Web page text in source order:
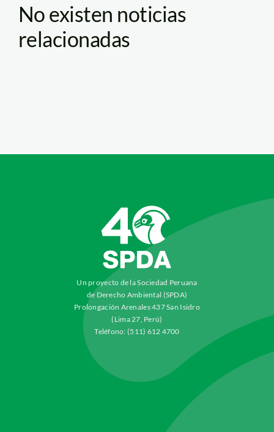
No existen noticias
relacionadas
Un proyecto de la Sociedad Peruana
de Derecho Ambiental (SPDA)
Prolongación Arenales 437 San Isidro
(Lima 27, Perú)
Teléfono: (511) 612 4700